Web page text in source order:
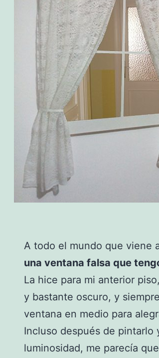
A todo el mundo que viene
una ventana falsa que
La hice para mi anterior
y bastante oscuro, y
ventana en medio para
Incluso después de pintarlo
luminosidad, me parecía